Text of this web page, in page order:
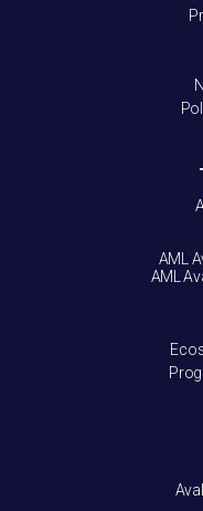
AML
AML